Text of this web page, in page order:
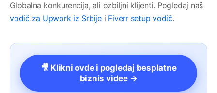
Globalna konkurencija, ali ozbiljni klijenti. Pogledaj naš
vodič za Upwork iz Srbije i Fiverr setup vodič.
🎥 Klikni ovde i pogledaj besplatne
biznis videe →